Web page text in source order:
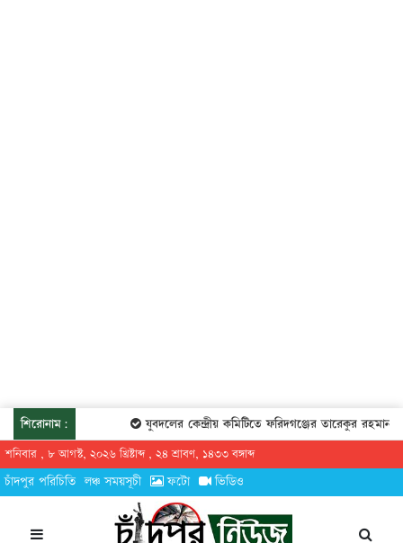
শিরোনাম: যুবদলের কেন্দ্রীয় কমিটিতে ফরিদগঞ্জের তারেকুর রহমান
শনিবার , ৮ আগস্ট, ২০২৬ খ্রিষ্টাব্দ , ২৪ শ্রাবণ, ১৪৩৩ বঙ্গাব্দ
চাঁদপুর পরিচিতি লঞ্চ সময়সূচী ফটো ভিডিও